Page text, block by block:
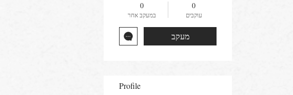
0
עוקבים
0
במעקב אחר
מעקב
Profile